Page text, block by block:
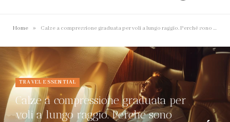
k
m
n
Home » Calze a compressione graduata per voli a lungo raggio. Perché sono indispensabili e come scegliere quelle giuste
TRAVEL ESSENTIAL
Calze a compressione graduata per
voli a lungo raggio. Perché sono